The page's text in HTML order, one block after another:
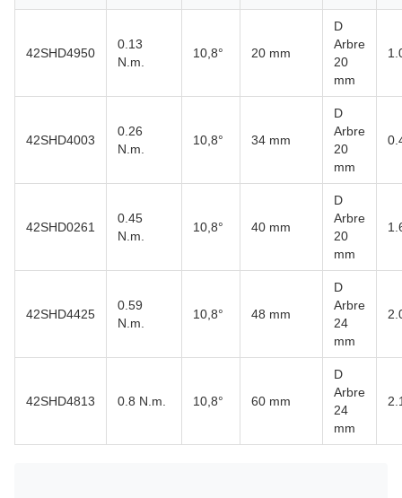
42SHD4950
0.13
N.m.
10,8° 20 mm
D
Arbre
20
mm
42SHD4003
0.26
N.m.
10,8° 34 mm
D
Arbre
20
mm
42SHD0261
0.45
N.m.
10,8° 40 mm
D
Arbre
20
mm
42SHD4425
0.59
N.m.
10,8° 48 mm
D
Arbre
24
mm
42SHD4813 0.8 N.m. 10,8° 60 mm
D
Arbre
24
mm